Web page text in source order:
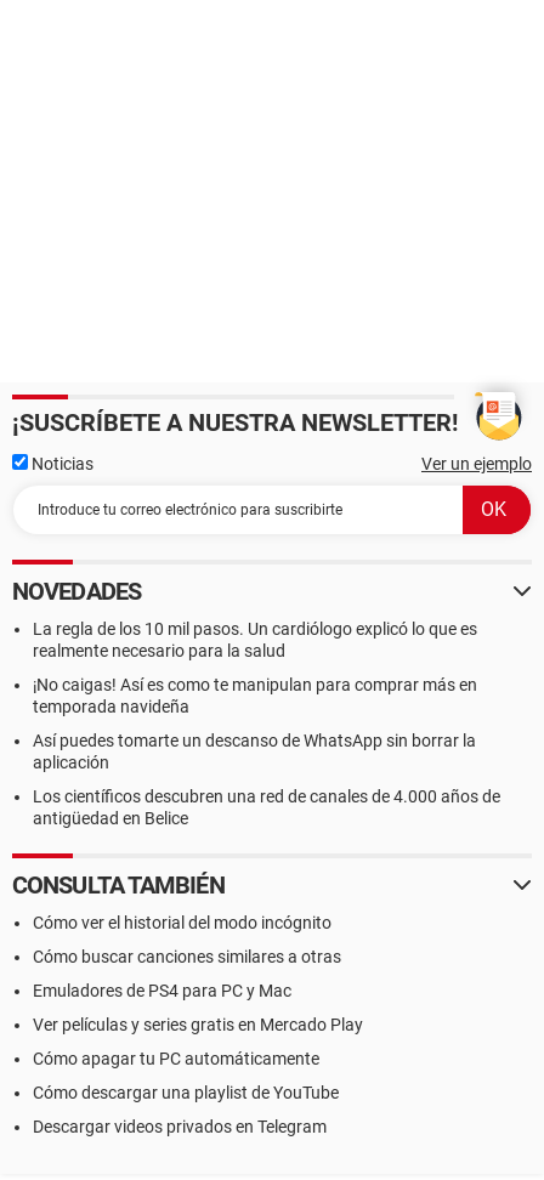
¡SUSCRÍBETE A NUESTRA NEWSLETTER!
Noticias Ver un ejemplo
NOVEDADES
La regla de los 10 mil pasos. Un cardiólogo explicó lo que es
realmente necesario para la salud
¡No caigas! Así es como te manipulan para comprar más en
temporada navideña
Así puedes tomarte un descanso de WhatsApp sin borrar la
aplicación
Los científicos descubren una red de canales de 4.000 años de
antigüedad en Belice
CONSULTA TAMBIÉN
Cómo ver el historial del modo incógnito
Cómo buscar canciones similares a otras
Emuladores de PS4 para PC y Mac
Ver películas y series gratis en Mercado Play
Cómo apagar tu PC automáticamente
Cómo descargar una playlist de YouTube
Descargar videos privados en Telegram